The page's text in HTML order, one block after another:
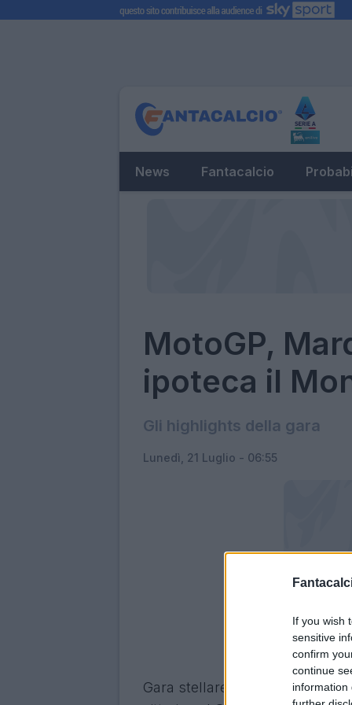
If you wish
sensitive
confirm
continue
information
News Fantacalcio
MotoGP,
ipoteca il
Gli highlights della gara
Lunedì, 21 Luglio - 06:55
Gara stellare di Marc